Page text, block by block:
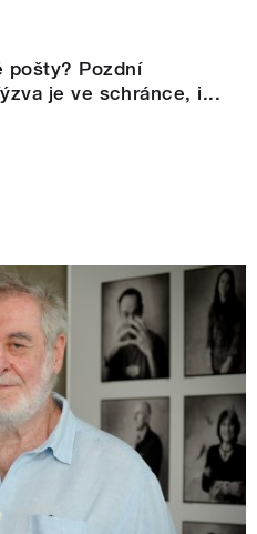
pošty? Pozdní
je ve schránce, i...